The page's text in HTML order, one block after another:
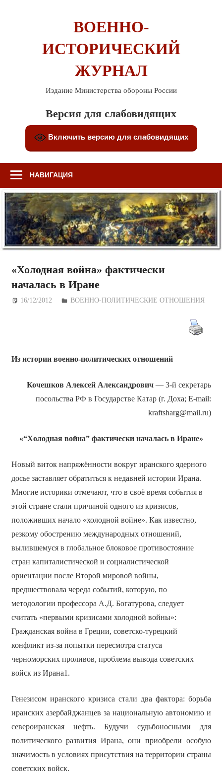
ВОЕННО-
ИСТОРИЧЕСКИЙ
ЖУРНАЛ
Издание Министерства обороны России
Версия для слабовидящих
Включить версию для слабовидящих
НАВИГАЦИЯ
«Холодная война» фактически
началась в Иране
16/12/2012 Дежурный по Редакции
ВОЕННО-ПОЛИТИЧЕСКИE ОТНОШЕНИЯ
Из истории военно-политических отношений
Кочешков Алексей Александрович— 3-й секретарь
посольства РФ в Государстве Катар (г. Доха; E-mail:
kraftsharg@mail.ru)
«“Холодная война” фактически началась в Иране»
Новый виток напряжённости вокруг иранского ядерного
досье заставляет обратиться к недавней истории Ирана.
Многие историки отмечают, что в своё время события в
этой стране стали причиной одного из кризисов,
положивших начало «холодной войне». Как известно,
резкому обострению международных отношений,
вылившемуся в глобальное блоковое противостояние
стран капиталистической и социалистической
ориентации после Второй мировой войны,
предшествовала череда событий, которую, по
методологии профессора А.Д. Богатурова, следует
считать «первыми кризисами холодной войны»:
Гражданская война в Греции, советско-турецкий
конфликт из-за попытки пересмотра статуса
черноморских проливов, проблема вывода советских
войск из Ирана1.
Генезисом иранского кризиса стали два фактора: борьба
иранских азербайджанцев за национальную автономию и
североиранская нефть. Будучи судьбоносными для
политического развития Ирана, они приобрели особую
значимость в условиях присутствия на территории страны
советских войск.